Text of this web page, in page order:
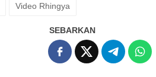
Video Rhingya
SEBARKAN